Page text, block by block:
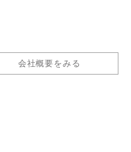
会社概要をみる